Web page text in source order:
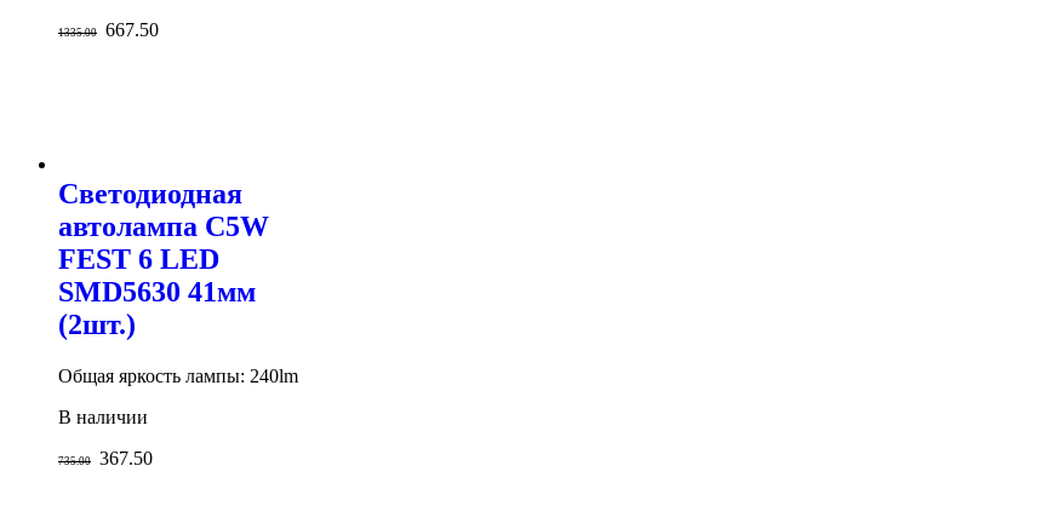
1335.00 667.50
Светодиодная
автолампа C5W
FEST 6 LED
SMD5630 41мм
(2шт.)
Общая яркость лампы: 240lm
В наличии
735.00 367.50